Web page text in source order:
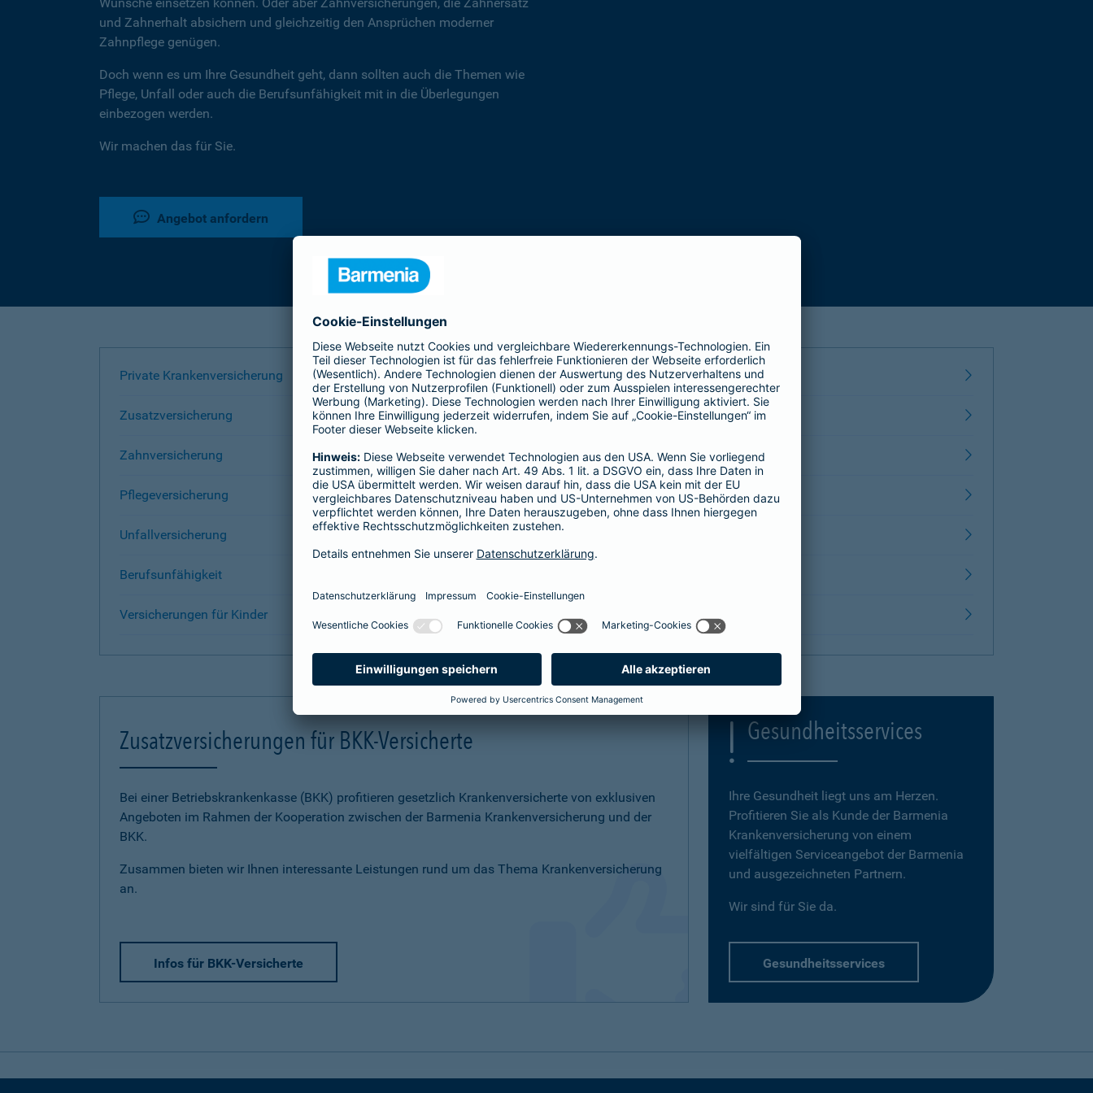
und Zahnerhalt absichern und gleichzeitig den Ansprüchen moderner
Zahnpflege genügen.
Doch wenn es um Ihre Gesundheit geht, dann sollten auch die Themen wie
Pflege, Unfall oder auch die Berufsunfähigkeit mit in die Überlegungen
einbezogen werden.
Wir machen das für Sie.
Angebot anfordern
Private Krankenversicherung
Zusatzversicherung
Zahnversicherung
Pflegeversicherung
Unfallversicherung
Berufsunfähigkeit
Versicherungen für Kinder
Zusatzversicherungen für BKK-Versicherte
Bei einer Betriebskrankenkasse (BKK) profitieren gesetzlich Krankenversicherte von exklusiven
Angeboten im Rahmen der Kooperation zwischen der Barmenia Krankenversicherung und der
BKK.
Zusammen bieten wir Ihnen interessante Leistungen rund um das Thema Krankenversicherung
an.
Infos für BKK-Versicherte
Gesundheitsservices
Ihre Gesundheit liegt uns am Herzen.
Profitieren Sie als Kunde der Barmenia
Krankenversicherung von einem
vielfältigen Serviceangebot der Barmenia
und ausgezeichneten Partnern.
Wir sind für Sie da.
Gesundheitsservices